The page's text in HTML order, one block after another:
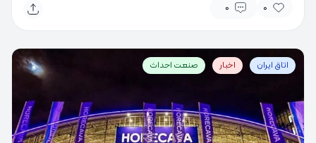
0
0
اتاق ایران اخبار صنعت احداث